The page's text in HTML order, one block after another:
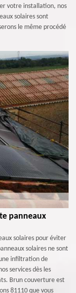
votre installation, nos
solaires sont
le même procédé
panneaux
solaires pour éviter
solaires ne sont
infiltration de
services dès les
Brun couverture est
81110 que vous